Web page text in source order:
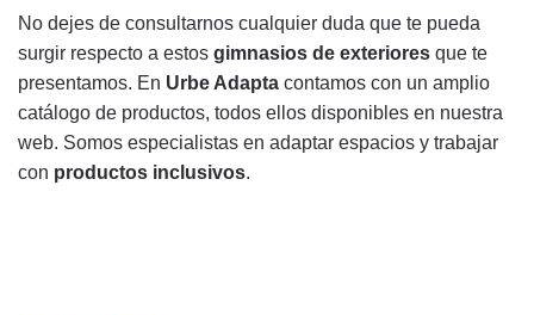
No dejes de consultarnos cualquier duda que te pueda
surgir respecto a estos gimnasios de exteriores que te
presentamos. En Urbe Adapta contamos con un amplio
catálogo de productos, todos ellos disponibles en nuestra
web. Somos especialistas en adaptar espacios y trabajar
con productos inclusivos.